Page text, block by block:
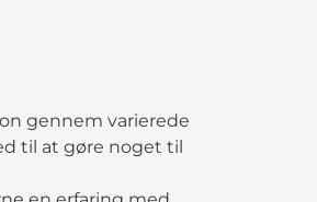
gennem varierede
til at gøre noget til